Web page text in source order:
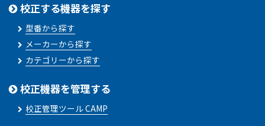
校正する機器を探す
型番から探す
メーカーから探す
カテゴリーから探す
校正機器を管理する
校正管理ツール CAMP